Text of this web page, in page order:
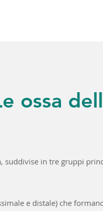
ossa
suddivise in tre gruppi
e distale) che